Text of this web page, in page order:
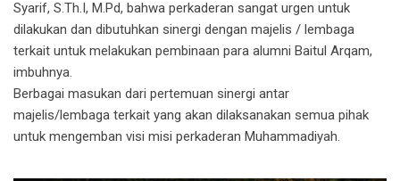
Syarif, S.Th.I, M.Pd, bahwa perkaderan sangat urgen untuk
dilakukan dan dibutuhkan sinergi dengan majelis / lembaga
terkait untuk melakukan pembinaan para alumni Baitul Arqam,
imbuhnya.
Berbagai masukan dari pertemuan sinergi antar
majelis/lembaga terkait yang akan dilaksanakan semua pihak
untuk mengemban visi misi perkaderan Muhammadiyah.